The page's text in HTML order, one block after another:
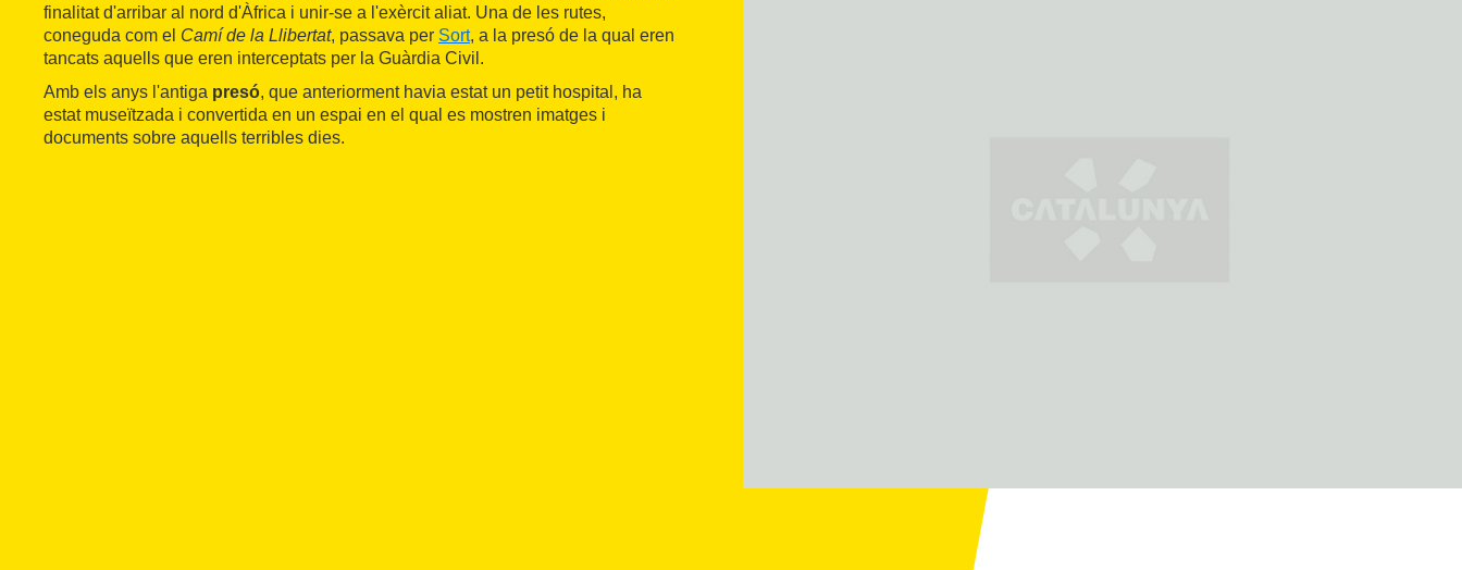
finalitat d'arribar al nord d'Àfrica i unir-se a l'exèrcit aliat. Una de les rutes,
coneguda com el Camí de la Llibertat, passava per Sort, a la presó de la qual eren
tancats aquells que eren interceptats per la Guàrdia Civil.
Amb els anys l'antiga presó, que anteriorment havia estat un petit hospital, ha
estat museïtzada i convertida en un espai en el qual es mostren imatges i
documents sobre aquells terribles dies.